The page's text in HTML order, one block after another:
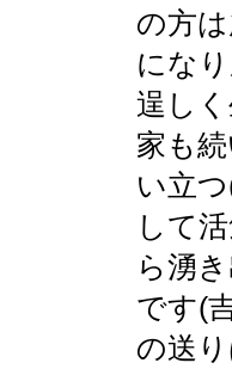
の方
にな
逞し
家も
い立
して
ら湧
です(
の送